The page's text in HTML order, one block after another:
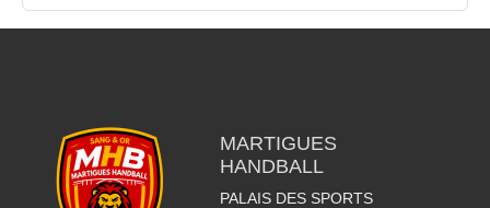
MARTIGUES
HANDBALL
PALAIS DES SPORTS